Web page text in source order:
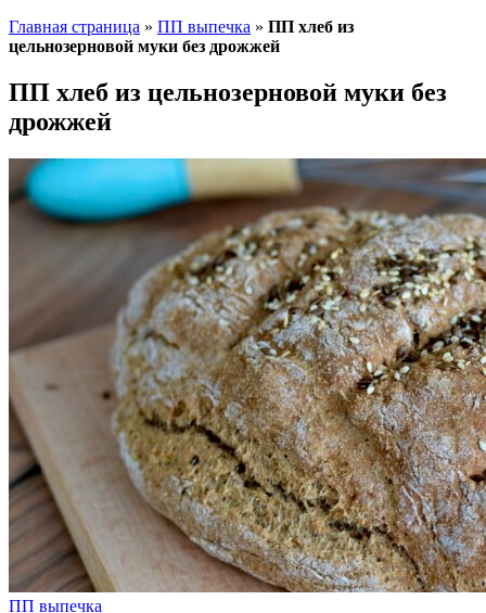
Главная страница » ПП выпечка » ПП хлеб из
цельнозерновой муки без дрожжей
ПП хлеб из цельнозерновой муки без
дрожжей
ПП выпечка